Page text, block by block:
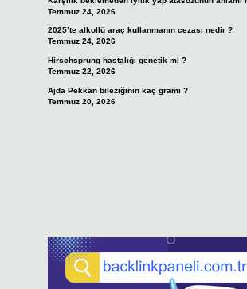
Temmuz 24, 2026
2025’te alkollü araç kullanmanın cezası nedir ?
Temmuz 24, 2026
Hirschsprung hastalığı genetik mi ?
Temmuz 22, 2026
Ajda Pekkan bileziğinin kaç gramı ?
Temmuz 20, 2026